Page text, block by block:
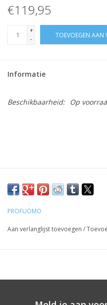
€119,95
+
-
TOEVOEGEN AAN
Informatie
Beschikbaarheid: Op
PROFUOMO
Aan verlanglijst toevoegen /